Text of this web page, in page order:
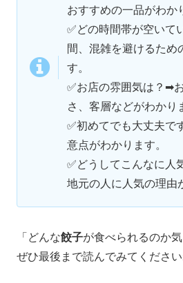
おすすめの一品がわか
✅どの時間帯が空いて
間、混雑を避けるため
す。
✅お店の雰囲気は？➡
さ、客層などがわかり
✅初めてでも大丈夫で
意点がわかります。
✅どうしてこんなに
地元の人に人気の理由
「どんな餃子が食べられるのか
ぜひ最後まで読んでみてくださ